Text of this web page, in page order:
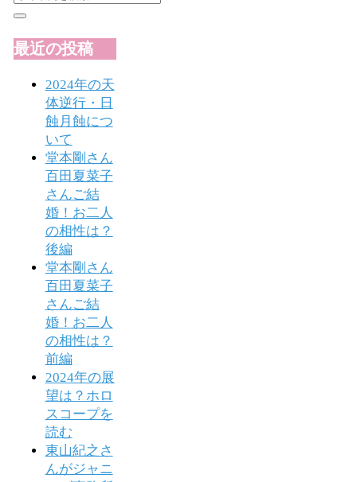
最近の投稿
2024年の天
体逆行・日
蝕月蝕につ
いて
堂本剛さん
百田夏菜子
さんご結
婚！お二人
の相性は？
後編
堂本剛さん
百田夏菜子
さんご結
婚！お二人
の相性は？
前編
2024年の展
望は？ホロ
スコープを
読む
東山紀之さ
んがジャニ